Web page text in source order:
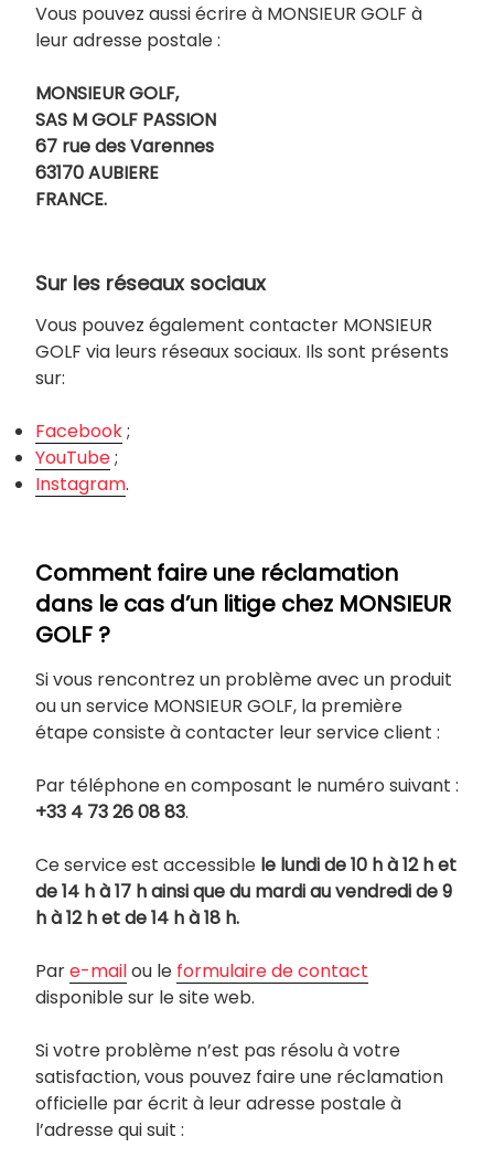
Vous pouvez aussi écrire à MONSIEUR GOLF à
leur adresse postale :
MONSIEUR GOLF,
SAS M GOLF PASSION
67 rue des Varennes
63170 AUBIERE
FRANCE.
Sur les réseaux sociaux
Vous pouvez également contacter MONSIEUR
GOLF via leurs réseaux sociaux. Ils sont présents
sur:
Facebook;
YouTube;
Instagram.
Comment faire une réclamation
dans le cas d’un litige chez MONSIEUR
GOLF ?
Si vous rencontrez un problème avec un produit
ou un service MONSIEUR GOLF, la première
étape consiste à contacter leur service client :
Par téléphone en composant le numéro suivant :
+33 4 73 26 08 83.
Ce service est accessible le lundi de 10 h à 12 h et
de 14 h à 17 h ainsi que du mardi au vendredi de 9
h à 12 h et de 14 h à 18 h.
Pare-mailou le formulaire de contact
disponible sur le site web.
Si votre problème n’est pas résolu à votre
satisfaction, vous pouvez faire une réclamation
officielle par écrit à leur adresse postale à
l’adresse qui suit :